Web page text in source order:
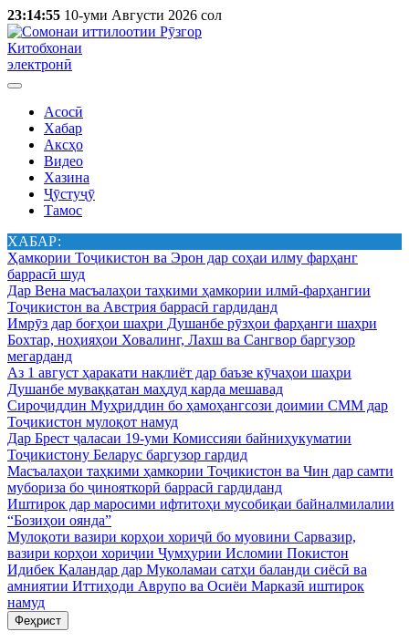
23:14:55 10-уми Августи 2026 сол
Китобхонаи
электронӣ
Асосӣ
Хабар
Аксҳо
Видео
Хазина
Ҷӯстуҷӯ
Тамос
ХАБАР:
Ҳамкории Тоҷикистон ва Эрон дар соҳаи илму фарҳанг
баррасӣ шуд
Дар Вена масъалаҳои таҳкими ҳамкории илмӣ-фарҳангии
Тоҷикистон ва Австрия баррасӣ гардиданд
Имрӯз дар боғҳои шаҳри Душанбе рӯзҳои фарҳанги шаҳри
Бохтар, ноҳияҳои Ховалинг, Лахш ва Сангвор баргузор
мегарданд
Аз 1 август ҳаракати нақлиёт дар баъзе кӯчаҳои шаҳри
Душанбе муваққатан маҳдуд карда мешавад
Сироҷиддин Муҳриддин бо ҳамоҳангсози доимии СММ дар
Тоҷикистон мулоқот намуд
Дар Брест ҷаласаи 19-уми Комиссияи байниҳукуматии
Тоҷикистону Беларус баргузор гардид
Масъалаҳои таҳкими ҳамкории Тоҷикистон ва Чин дар самти
мубориза бо ҷинояткорӣ баррасӣ гардиданд
Иштирок дар маросими ифтитоҳи мусобиқаи байналмилалии
“Бозиҳои оянда”
Мулоқоти вазири корҳои хориҷӣ бо муовини Сарвазир,
вазири корҳои хориҷии Ҷумҳурии Исломии Покистон
Идибек Қаландар дар Муколамаи сатҳи баланди сиёсӣ ва
амниятии Иттиҳоди Аврупо ва Осиёи Марказӣ иштирок
намуд
Феҳрист